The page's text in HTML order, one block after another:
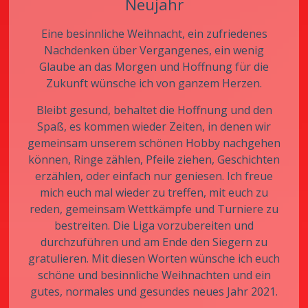
Neujahr
Eine besinnliche Weihnacht, ein zufriedenes
Nachdenken über Vergangenes, ein wenig
Glaube an das Morgen und Hoffnung für die
Zukunft wünsche ich von ganzem Herzen.
Bleibt gesund, behaltet die Hoffnung und den
Spaß, es kommen wieder Zeiten, in denen wir
gemeinsam unserem schönen Hobby nachgehen
können, Ringe zählen, Pfeile ziehen, Geschichten
erzählen, oder einfach nur geniesen. Ich freue
mich euch mal wieder zu treffen, mit euch zu
reden, gemeinsam Wettkämpfe und Turniere zu
bestreiten. Die Liga vorzubereiten und
durchzuführen und am Ende den Siegern zu
gratulieren. Mit diesen Worten wünsche ich euch
schöne und besinnliche Weihnachten und ein
gutes, normales und gesundes neues Jahr 2021.